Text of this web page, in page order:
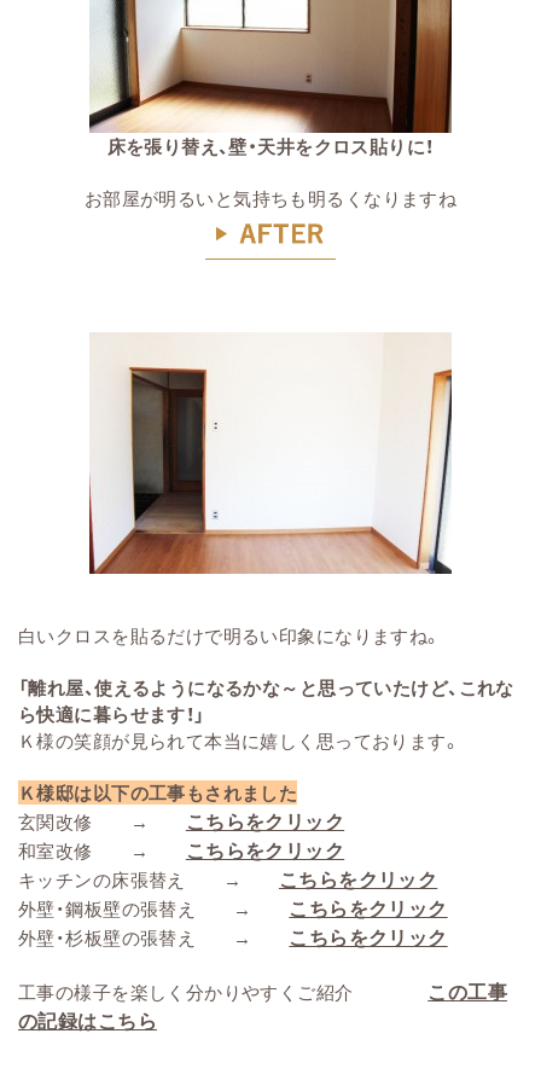
床を張り替え、壁・天井をクロス貼りに！
お部屋が明るいと気持ちも明るくなりますね
白いクロスを貼るだけで明るい印象になりますね。
「離れ屋、使えるようになるかな～と思っていたけど、これな
ら快適に暮らせます！」
Ｋ様の笑顔が見られて本当に嬉しく思っております。
Ｋ様邸は以下の工事もされました
玄関改修 →
こちらをクリック
和室改修 → こちらをクリック
キッチンの床張替え → こちらをクリック
外壁・鋼板壁の張替え → こちらをクリック
外壁・杉板壁の張替え → こちらをクリック
工事の様子を楽しく分かりやすくご紹介 この工事
の記録はこちら